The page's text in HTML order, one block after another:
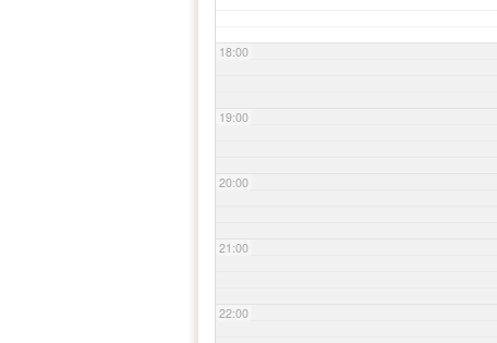
18:00
19:00
20:00
21:00
22:00